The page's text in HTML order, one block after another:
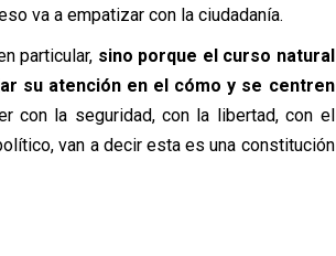
va a empatizar con la ciudadanía.
particular, sino porque el curso natural
su atención en el cómo y se centren
con la seguridad, con la libertad, con el
van a decir esta es una constitución